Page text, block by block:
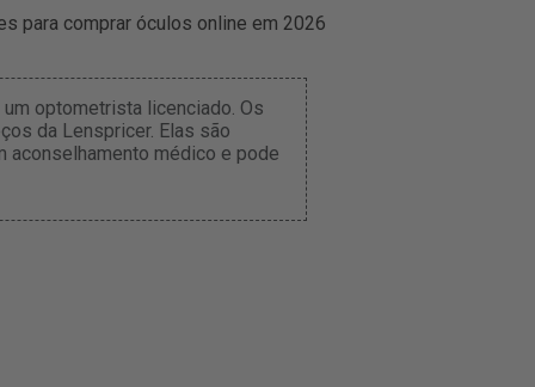
para comprar óculos online em 2026
optometrista licenciado. Os
da Lenspricer. Elas são
aconselhamento médico e pode